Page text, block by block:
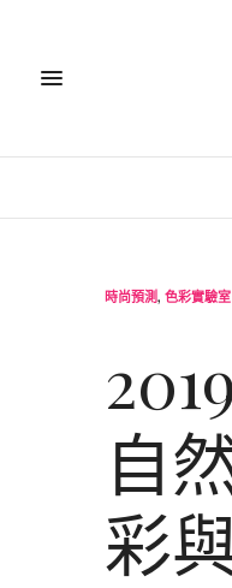
時尚預測, 色彩實驗室
自
彩